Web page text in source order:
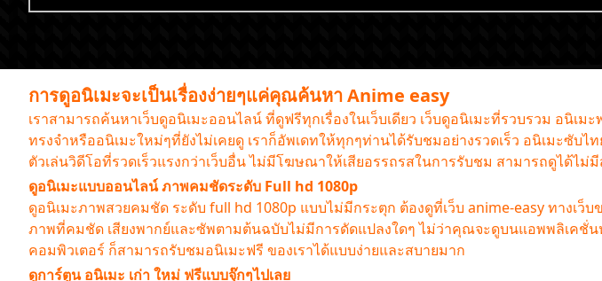
การดูอนิเมะจะเป็นเรื่องง่ายๆแค่คุณค้นหา Anime easy
เราสามารถค้นหาเว็บดูอนิเมะออนไลน์ ที่ดูฟรีทุกเรื่องในเว็บเดียว เว็บดูอนิเมะที่รวบรวม อนิเ
ทรงจำหรืออนิเมะใหม่ๆที่ยังไม่เคยดู เราก็อัพเดทให้ทุกๆท่านได้รับชมอย่างรวดเร็ว อนิเมะซับ
ตัวเล่นวิดีโอที่รวดเร็วแรงกว่าเว็บอื่น ไม่มีโฆษณาให้เสียอรรถรสในการรับชม สามารถดูได้
ดูอนิเมะแบบออนไลน์ ภาพคมชัดระดับ Full hd 1080p
ดูอนิเมะภาพสวยคมชัด ระดับ full hd 1080p แบบไม่มีกระตุก ต้องดูที่เว็บ anime-easy ทางเว็
ภาพที่คมชัด เสียงพากย์และซัพตามต้นฉบับไม่มีการดัดแปลงใดๆ ไม่ว่าคุณจะดูบนแอพพลิเค
คอมพิวเตอร์ ก็สามารถรับชมอนิเมะฟรี ของเราได้แบบง่ายและสบายมาก
ดูการ์ตูน อนิเมะ เก่า ใหม่ ฟรีแบบจุ๊กๆไปเลย